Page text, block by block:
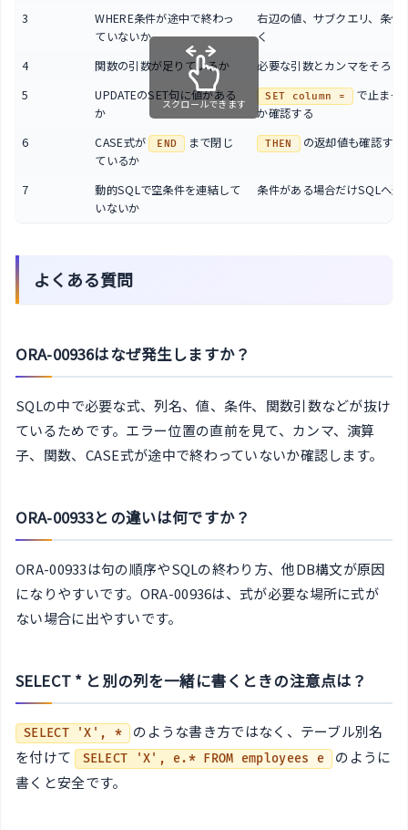
3
WHERE条件が途中で終わっ
ていないか
右辺の値、サブクエリ、条件
く
4
関数の引数が足りているか
必要な引数とカンマをそろえ
5
UPDATEのSET句に値がある
か
SET column =
で止まっ
か確認する
6
CASE式が END
まで閉じ
ているか
THEN の返却値も確認する
7
動的SQLで空条件を連結して
いないか
条件がある場合だけSQLへ追
スクロールできます
よくある質問
ORA-00936はなぜ発生しますか？
SQLの中で必要な式、列名、値、条件、関数引数などが抜け
ているためです。エラー位置の直前を見て、カンマ、演算
子、関数、CASE式が途中で終わっていないか確認します。
ORA-00933との違いは何ですか？
ORA-00933は句の順序やSQLの終わり方、他DB構文が原因
になりやすいです。ORA-00936は、式が必要な場所に式が
ない場合に出やすいです。
SELECT * と別の列を一緒に書くときの注意点は？
SELECT 'X', * のような書き方ではなく、テーブル別名
を付けて
SELECT 'X', e.* FROM employees e
のように
書くと安全です。